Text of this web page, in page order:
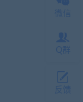
微信
Q群
反馈